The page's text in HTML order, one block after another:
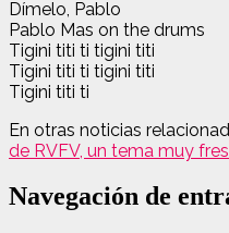
Dímelo, Pablo
Pablo Mas on the drums
Tigini titi ti tigini titi
Tigini titi ti tigini titi
Tigini titi ti
En otras noticias
de RVFV, un tema muy
Navegación de